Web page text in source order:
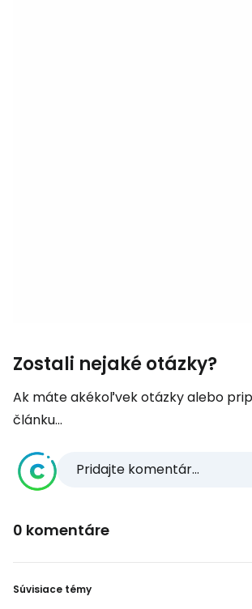
Zostali nejaké otázky?
Ak máte akékoľvek otázky alebo
článku...
Pridajte komentár...
0 komentáre
Súvisiace témy